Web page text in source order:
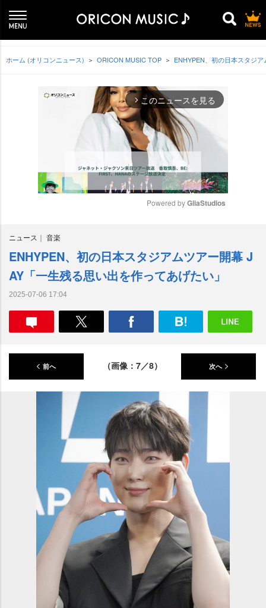
ホーム (オリコンニュース) ORICON MUSIC TOP ENHYPEN、初の日本スタジ
arrow_forward_ios このニュースを見る
e
Powered by GliaStudios
ニュース 音楽
ENHYPEN、初の日本スタジアムツアー開幕 J
AY「一生残る思い出を作ってあげたい」
2025-07-06 17:04
前へ （画像：7／8） 次へ